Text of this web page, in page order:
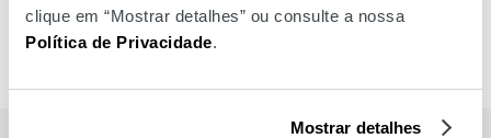
clique em “Mostrar detalhes” ou consulte a nossa
Política de Privacidade.
Mostrar detalhes